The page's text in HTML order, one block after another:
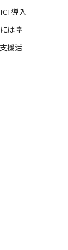
導入
はネ
援活